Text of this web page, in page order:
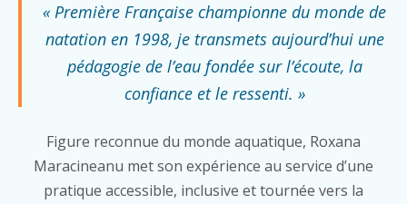
« Première Française championne du monde de
natation en 1998, je transmets aujourd’hui une
pédagogie de l’eau fondée sur l’écoute, la
confiance et le ressenti. »
Figure reconnue du monde aquatique, Roxana
Maracineanu met son expérience au service d’une
pratique accessible, inclusive et tournée vers la